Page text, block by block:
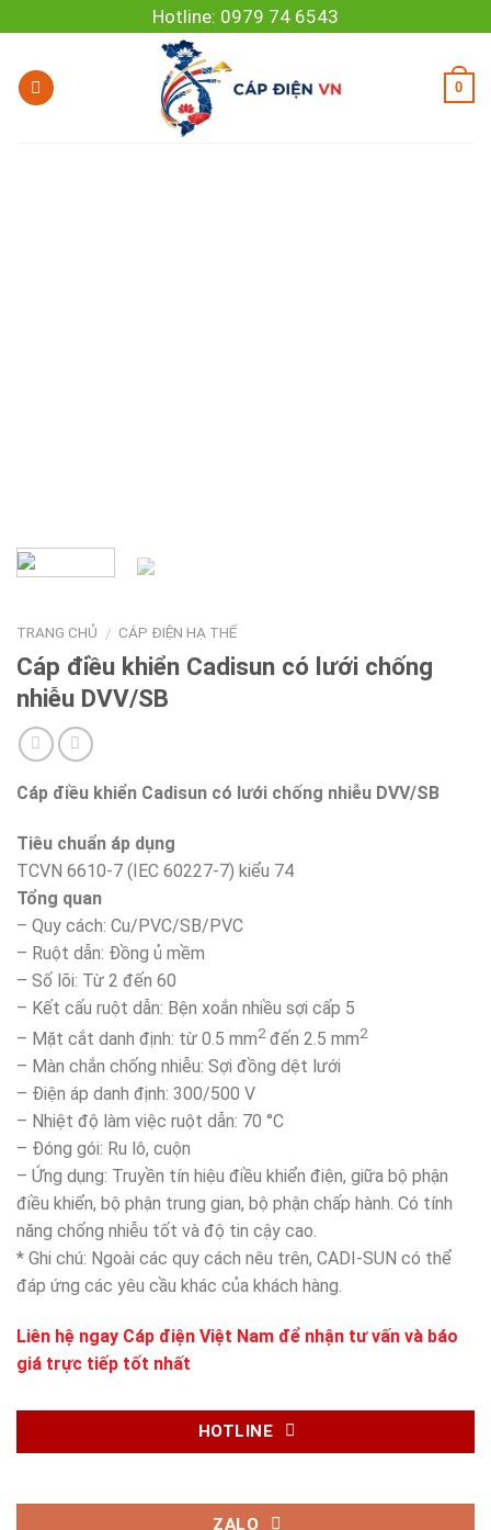
to
content
Hotline: 0979 74 6543
0
TRANG CHỦ / CÁP ĐIỆN HẠ THẾ
Cáp điều khiển Cadisun có lưới chống
nhiễu DVV/SB
Cáp điều khiển Cadisun có lưới chống nhiễu DVV/SB
Tiêu chuẩn áp dụng
TCVN 6610-7 (IEC 60227-7) kiểu 74
Tổng quan
– Quy cách: Cu/PVC/SB/PVC
– Ruột dẫn: Đồng ủ mềm
– Số lõi: Từ 2 đến 60
– Kết cấu ruột dẫn: Bện xoắn nhiều sợi cấp 5
– Mặt cắt danh định: từ 0.5 mm2đến 2.5 mm2
– Màn chắn chống nhiễu: Sợi đồng dệt lưới
– Điện áp danh định: 300/500 V
– Nhiệt độ làm việc ruột dẫn: 70 °C
– Đóng gói: Ru lô, cuộn
– Ứng dụng: Truyền tín hiệu điều khiển điện, giữa bộ phận
điều khiển, bộ phận trung gian, bộ phận chấp hành. Có tính
năng chống nhiễu tốt và độ tin cậy cao.
* Ghi chú: Ngoài các quy cách nêu trên, CADI-SUN có thể
đáp ứng các yêu cầu khác của khách hàng.
Liên hệ ngay Cáp điện Việt Nam để nhận tư vấn và báo
giá trực tiếp tốt nhất
HOTLINE
ZALO